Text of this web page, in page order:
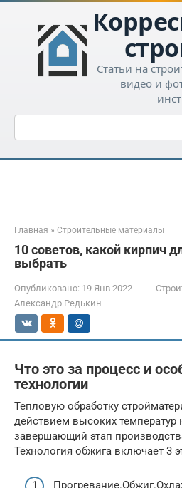
Перейти
контенту
Статьи на
видео и
Поиск:
Главная » Строительные материалы
10 советов, какой кирпич
выбрать
Опубликовано: 19 Янв 2022
Александр Редькин
Что это за процесс и
технологии
Тепловую обработку
действием высоких
завершающий этап
Технология обжига включает 3